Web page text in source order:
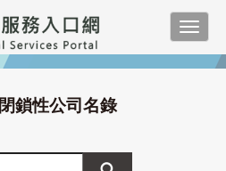
閉鎖性公司名錄